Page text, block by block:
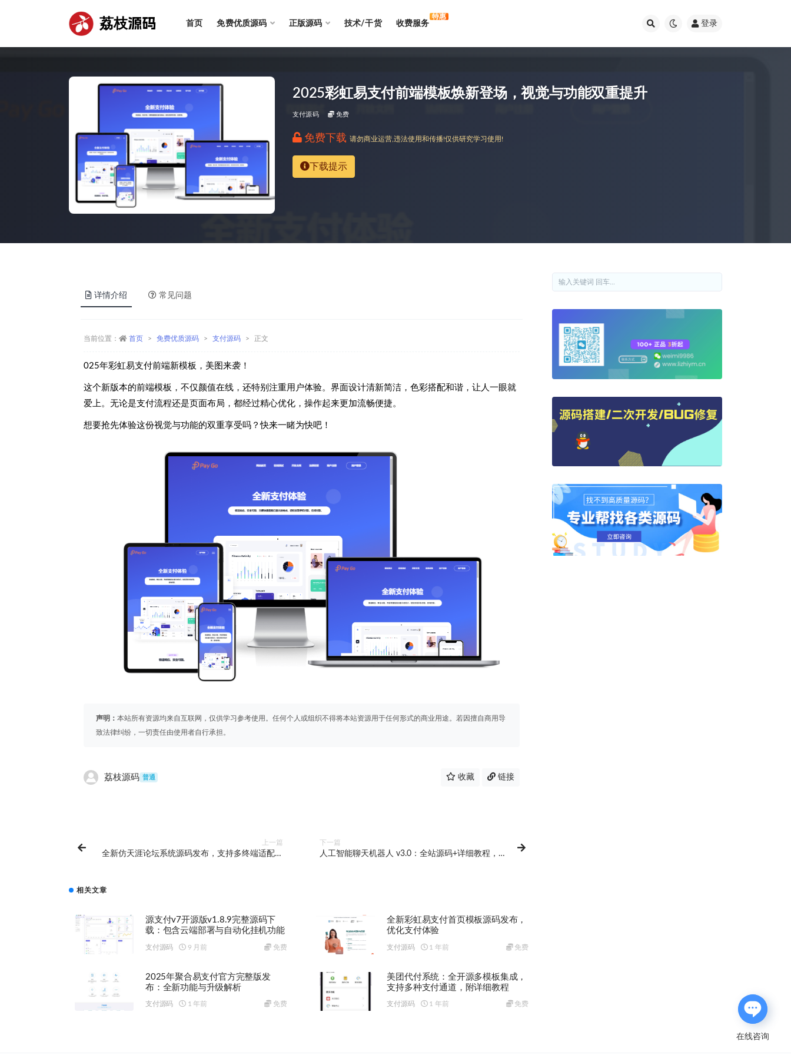
荔枝源码 首页 免费优质源码 正版源码 技术/干货 收费服务
特惠
登录
2025彩虹易支付前端模板焕新登场，视觉与功能双重提升
支付源码 免费
免费下载 请勿商业运营,违法使用和传播!仅供研究学习使用!
下载提示
详情介绍 常见问题
当前位置： 首页 免费优质源码 支付源码 正文
025年彩虹易支付前端新模板，美图来袭！
这个新版本的前端模板，不仅颜值在线，还特别注重用户体验。界面设计清新简洁，色彩搭配和谐，让人一眼就
爱上。无论是支付流程还是页面布局，都经过精心优化，操作起来更加流畅便捷。
想要抢先体验这份视觉与功能的双重享受吗？快来一睹为快吧！
声明： 本站所有资源均来自互联网，仅供学习参考使用。任何个人或组织不得将本站资源用于任何形式的商业用途。若因擅自商用导
致法律纠纷，一切责任由使用者自行承担。
荔枝源码 普通 收藏 链接
上一篇
全新仿天涯论坛系统源码发布，支持多终端适配，
下一篇
人工智能聊天机器人 v3.0：全站源码+详细教程，快
相关文章
源支付v7开源版v1.8.9完整源码下
载：包含云端部署与自动化挂机功能
支付源码 9 月前 免费
全新彩虹易支付首页模板源码发布，
优化支付体验
支付源码 1 年前 免费
2025年聚合易支付官方完整版发
布：全新功能与升级解析
支付源码 1 年前 免费
美团代付系统：全开源多模板集成，
支持多种支付通道，附详细教程
支付源码 1 年前 免费
在线咨询